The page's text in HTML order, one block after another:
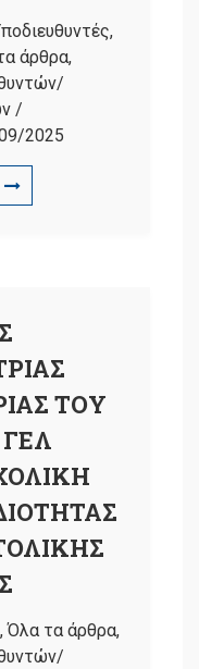
,
άρθρα,
/
2025
ΤΟΥ
,Όλα τα άρθρα,